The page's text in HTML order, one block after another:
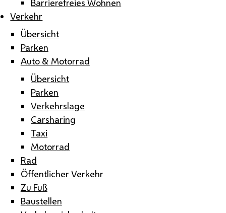
Verkehr
Übersicht
Parken
Auto & Motorrad
Übersicht
Parken
Verkehrslage
Carsharing
Taxi
Motorrad
Rad
Öffentlicher Verkehr
Zu Fuß
Baustellen